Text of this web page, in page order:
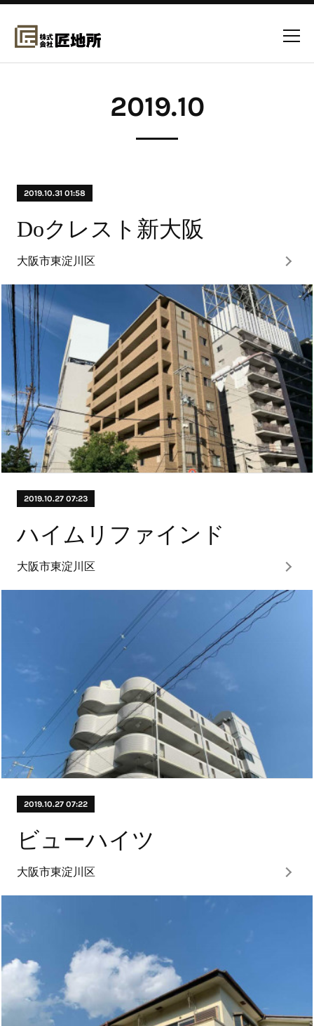
2019.10
2019.10.31 01:58
Doクレスト新大阪
大阪市東淀川区
2019.10.27 07:23
ハイムリファインド
大阪市東淀川区
2019.10.27 07:22
ビューハイツ
大阪市東淀川区